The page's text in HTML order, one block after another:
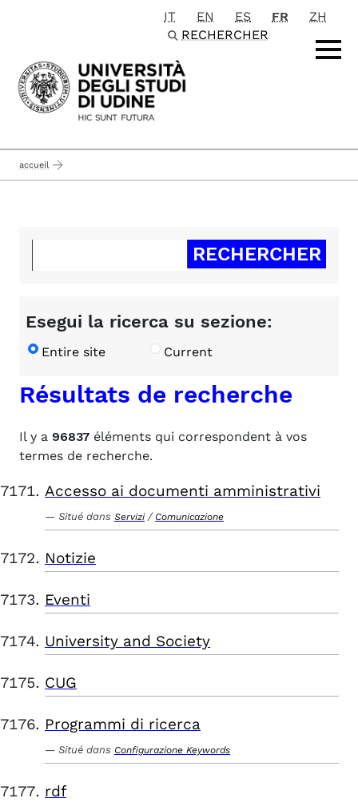
Passa al contenuto principale
IT EN ES FR
ZH
RECHERCHER
accueil
Esegui la ricerca su sezione:
Entire site Current
Résultats de recherche
Il y a 96837 éléments qui correspondent à vos
termes de recherche.
Accesso ai documenti amministrativi
Situé dans Servizi / Comunicazione
Notizie
Eventi
University and Society
CUG
Programmi di ricerca
Situé dans Configurazione Keywords
rdf